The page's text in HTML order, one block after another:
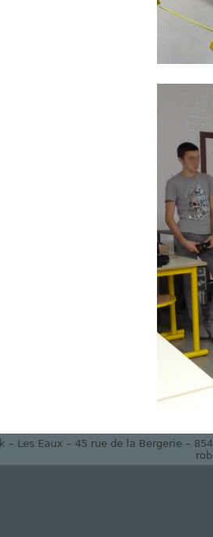
– Les Eaux – 45 rue de la Bergerie –